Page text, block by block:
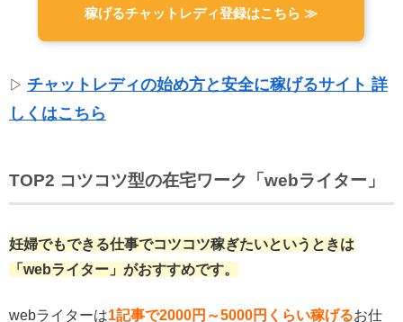
稼げるチャットレディ登録はこちら ≫
▷ チャットレディの始め方と安全に稼げるサイト 詳
しくはこちら
TOP2 コツコツ型の在宅ワーク「webライター」
妊婦でもできる仕事でコツコツ稼ぎたいというときは
「webライター」がおすすめです。
webライターは1記事で2000円～5000円くらい稼げるお仕